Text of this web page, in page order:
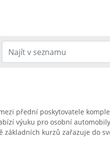
přední poskytovatele
výuku pro osobní automobily
základních kurzů zařazuje do